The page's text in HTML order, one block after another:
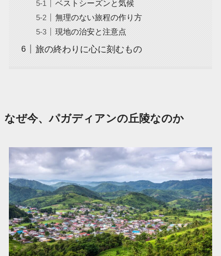
ベストシーズンと気候
無理のない旅程の作り方
現地の治安と注意点
旅の終わりに心に刻むもの
なぜ今、パガディアンの丘陵なのか